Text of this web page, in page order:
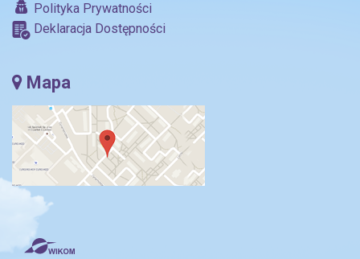
Polityka Prywatności
Deklaracja Dostępności
Mapa